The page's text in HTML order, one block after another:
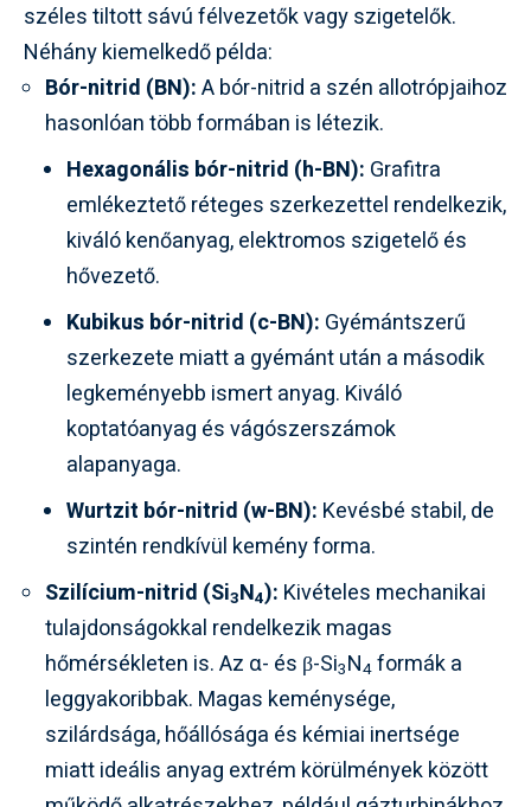
széles tiltott sávú félvezetők vagy szigetelők.
Néhány kiemelkedő példa:
Bór-nitrid (BN):A bór-nitrid a szén allotrópjaihoz
hasonlóan több formában is létezik.
Hexagonális bór-nitrid (h-BN): Grafitra
emlékeztető réteges szerkezettel rendelkezik,
kiváló kenőanyag, elektromos szigetelő és
hővezető.
Kubikus bór-nitrid (c-BN): Gyémántszerű
szerkezete miatt a gyémánt után a második
legkeményebb ismert anyag. Kiváló
koptatóanyag és vágószerszámok
alapanyaga.
Wurtzit bór-nitrid (w-BN): Kevésbé stabil, de
szintén rendkívül kemény forma.
Szilícium-nitrid (Si3N4): Kivételes mechanikai
tulajdonságokkal rendelkezik magas
hőmérsékleten is. Az α- és β-Si3N4 formák a
leggyakoribbak. Magas keménysége,
szilárdsága, hőállósága és kémiai inertsége
miatt ideális anyag extrém körülmények között